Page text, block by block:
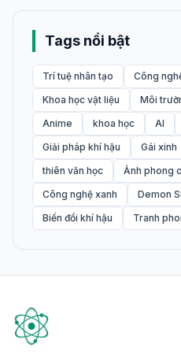
Tags nổi bật
Trí tuệ nhân tạo Công
Khoa học vật liệu
Môi
Anime
khoa học AI
Giải pháp khí hậu
Gái xinh
thiên văn học
Ảnh phong
Công nghệ xanh
Demon
Biến đổi khí hậu
Tranh